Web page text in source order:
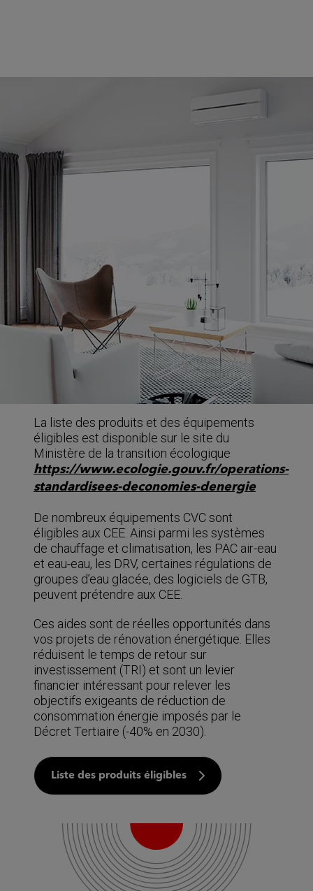
La liste des produits et des équipements
éligibles est disponible sur le site du
Ministère de la transition écologique
https://www.ecologie.gouv.fr/operations-
standardisees-deconomies-denergie
De nombreux équipements CVC sont
éligibles aux CEE. Ainsi parmi les systèmes
de chauffage et climatisation, les PAC air-eau
et eau-eau, les DRV, certaines régulations de
groupes d’eau glacée, des logiciels de GTB,
peuvent prétendre aux CEE.
Ces aides sont de réelles opportunités dans
vos projets de rénovation énergétique. Elles
réduisent le temps de retour sur
investissement (TRI) et sont un levier
financier intéressant pour relever les
objectifs exigeants de réduction de
consommation énergie imposés par le
Décret Tertiaire (-40% en 2030).
Liste des produits éligibles